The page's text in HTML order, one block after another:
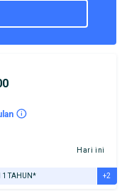
Hari ini
1 TAHUN* +2